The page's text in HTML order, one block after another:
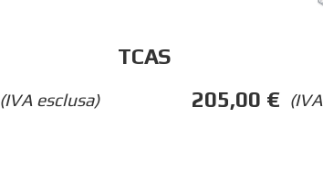
(IVA esclusa)
TCAS
205,00 €